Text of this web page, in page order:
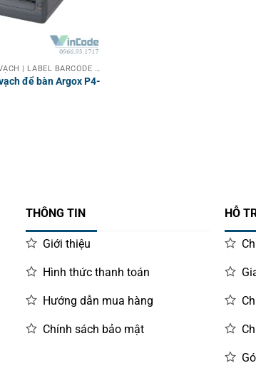
MÁY IN MÃ VẠCH | LABEL BARCODE PRINTER
để bàn Argox P4-
THÔNG TIN
Giới thiệu
Hình thức thanh toán
Hướng dẫn mua hàng
Chính sách bảo mật
HỖ